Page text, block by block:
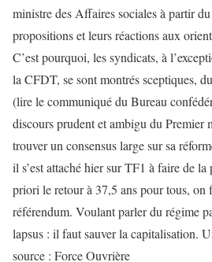
ministre des Affaires sociales à partir
propositions et leurs réactions aux
C’est pourquoi, les syndicats, à
la CFDT, se sont montrés sceptiques,
(lire le communiqué du Bureau
discours prudent et ambigu du
trouver un consensus large sur sa
il s’est attaché hier sur TF1 à faire de la
priori le retour à 37,5 ans pour tous, on
référendum. Voulant parler du régime
lapsus : il faut sauver la capitalisation.
source : Force Ouvrière